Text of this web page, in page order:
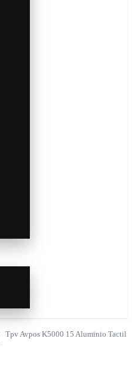
Tpv Avpos K5000 15 Aluminio Tactil